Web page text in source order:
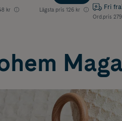
kr Lägsta pris 126 kr Fri
Ord.pris